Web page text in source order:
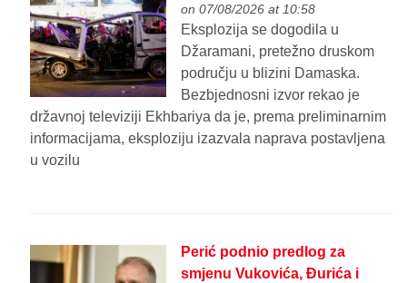
on 07/08/2026 at 10:58
Eksplozija se dogodila u
Džaramani, pretežno druskom
području u blizini Damaska.
Bezbjednosni izvor rekao je
državnoj televiziji Ekhbariya da je, prema preliminarnim
informacijama, eksploziju izazvala naprava postavljena
u vozilu
Perić podnio predlog za
smjenu Vukovića, Đurića i